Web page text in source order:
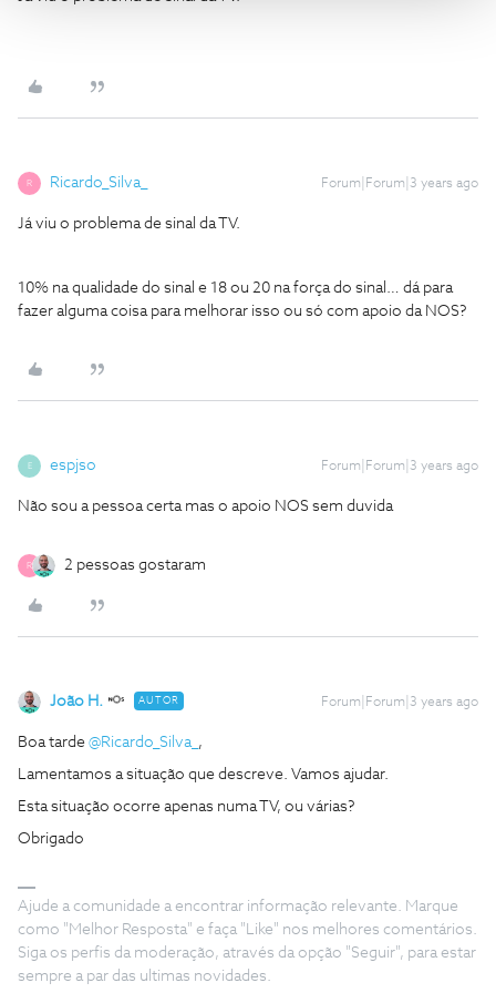
R Ricardo_Silva_ Forum|Forum|3 years ago
Já viu o problema de sinal da TV.
10% na qualidade do sinal e 18 ou 20 na força do sinal… dá para
fazer alguma coisa para melhorar isso ou só com apoio da NOS?
E espjso Forum|Forum|3 years ago
Não sou a pessoa certa mas o apoio NOS sem duvida
R 2 pessoas gostaram
João H. AUTOR Forum|Forum|3 years ago
Boa tarde @Ricardo_Silva_ ,
Lamentamos a situação que descreve. Vamos ajudar.
Esta situação ocorre apenas numa TV, ou várias?
Obrigado
Ajude a comunidade a encontrar informação relevante. Marque
como "Melhor Resposta" e faça "Like" nos melhores comentários.
Siga os perfis da moderação, através da opção "Seguir", para estar
sempre a par das ultimas novidades.